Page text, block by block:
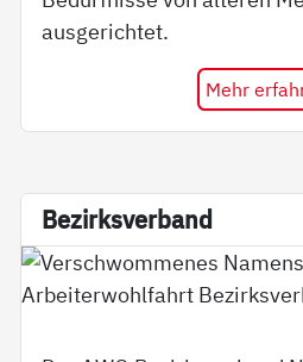
ausgerichtet.
Mehr
Be­zirks­ver­band